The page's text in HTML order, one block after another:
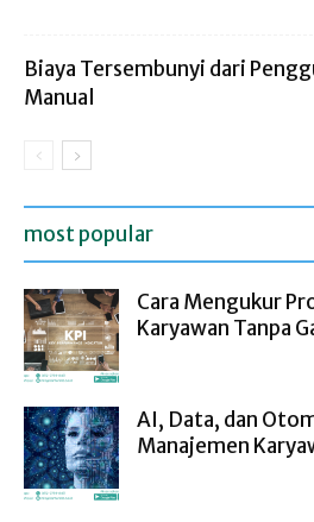
Biaya Tersembunyi dari
Manual
most popular
Cara Mengukur
Karyawan Tanpa
AI, Data, dan
Manajemen